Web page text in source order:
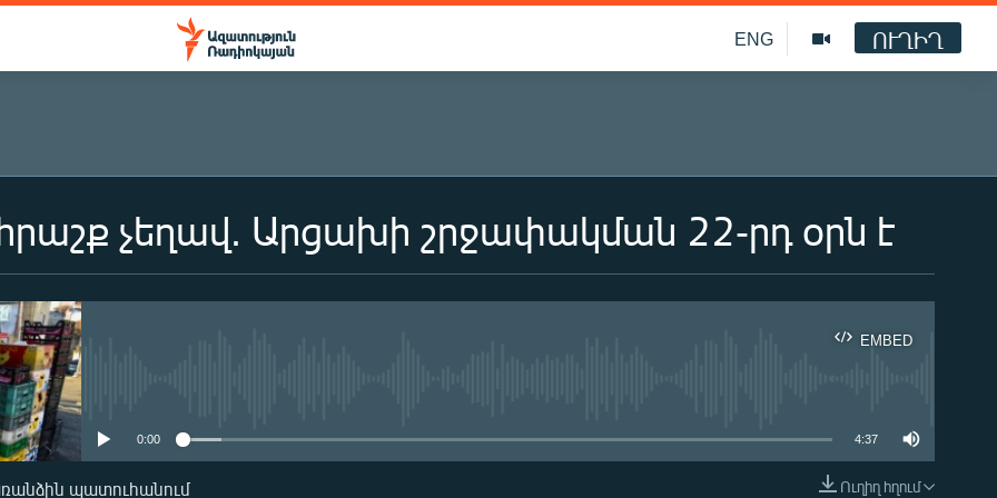
ENG ՈՒՂԻՂ
չեղավ. Արցախի շրջափակման 22-րդ օրն է
EMBED
0:00 4:37
Ուղիղ հղում
պատուհանում